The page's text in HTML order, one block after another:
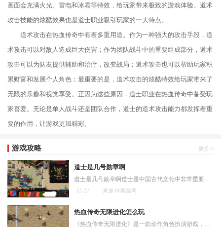
画面会充满火光、雷电和冰霜等特效，给玩家带来极致的游戏体验。道术
攻击技能的炫酷效果也是道士职业吸引玩家的一大特点。
道术攻击在热血传奇中有着多重用途。作为一种强大的攻击手段，道
术攻击可以对敌人造成巨大伤害；作为团队战斗中的重要组成部分，道术
攻击可以为队友提供辅助和治疗，改变战局；道术攻击也可以帮助玩家积
累财富和发展个人角色；最重要的是，道术攻击的炫酷特效给玩家带来了
无限的乐趣和视觉享受。正因为这些原因，道士职业在热血传奇中备受玩
家喜爱。无论是单人战斗还是团队合作，道士的道术攻击能力都发挥着重
要的作用，让游戏更加精彩。
游戏攻略
道士是几号勋章啊
12-22 来源:66新服网
热血传奇无限进化怎么玩